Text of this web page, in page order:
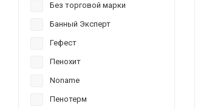
Без торговой марки
Банный Эксперт
Гефест
Пенохит
Noname
Пенотерм